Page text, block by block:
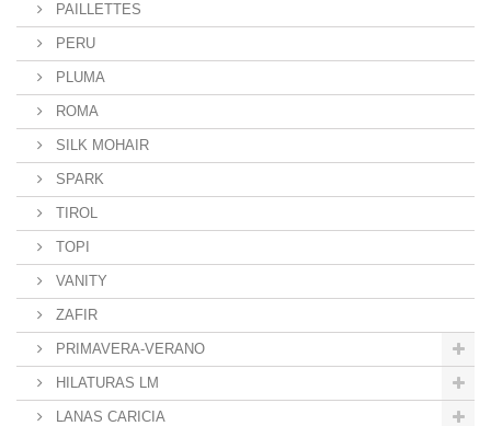
PAILLETTES
PERU
PLUMA
ROMA
SILK MOHAIR
SPARK
TIROL
TOPI
VANITY
ZAFIR
PRIMAVERA-VERANO
HILATURAS LM
LANAS CARICIA